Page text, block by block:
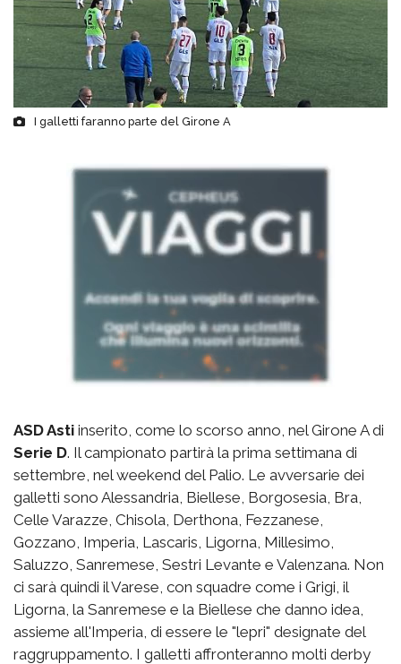
I galletti faranno parte del Girone A
ASD Asti inserito, come lo scorso anno, nel Girone A di
Serie D. Il campionato partirà la prima settimana di
settembre, nel weekend del Palio. Le avversarie dei
galletti sono Alessandria, Biellese, Borgosesia, Bra,
Celle Varazze, Chisola, Derthona, Fezzanese,
Gozzano, Imperia, Lascaris, Ligorna, Millesimo,
Saluzzo, Sanremese, Sestri Levante e Valenzana. Non
ci sarà quindi il Varese, con squadre come i Grigi, il
Ligorna, la Sanremese e la Biellese che danno idea,
assieme all'Imperia, di essere le "lepri" designate del
raggruppamento. I galletti affronteranno molti derby